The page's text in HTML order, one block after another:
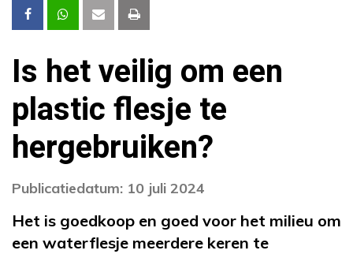
Is het veilig om een
plastic flesje te
hergebruiken?
Publicatiedatum: 10 juli 2024
Het is goedkoop en goed voor het milieu om
een waterflesje meerdere keren te